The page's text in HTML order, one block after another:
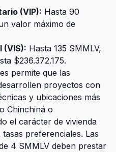
(VIP): Hasta 90
valor máximo de
(VIS): Hasta 135 SMMLV,
$236.372.175.
permite que las
proyectos con
y ubicaciones más
Chinchiná o
el carácter de vivienda
preferenciales. Las
4 SMMLV deben prestar